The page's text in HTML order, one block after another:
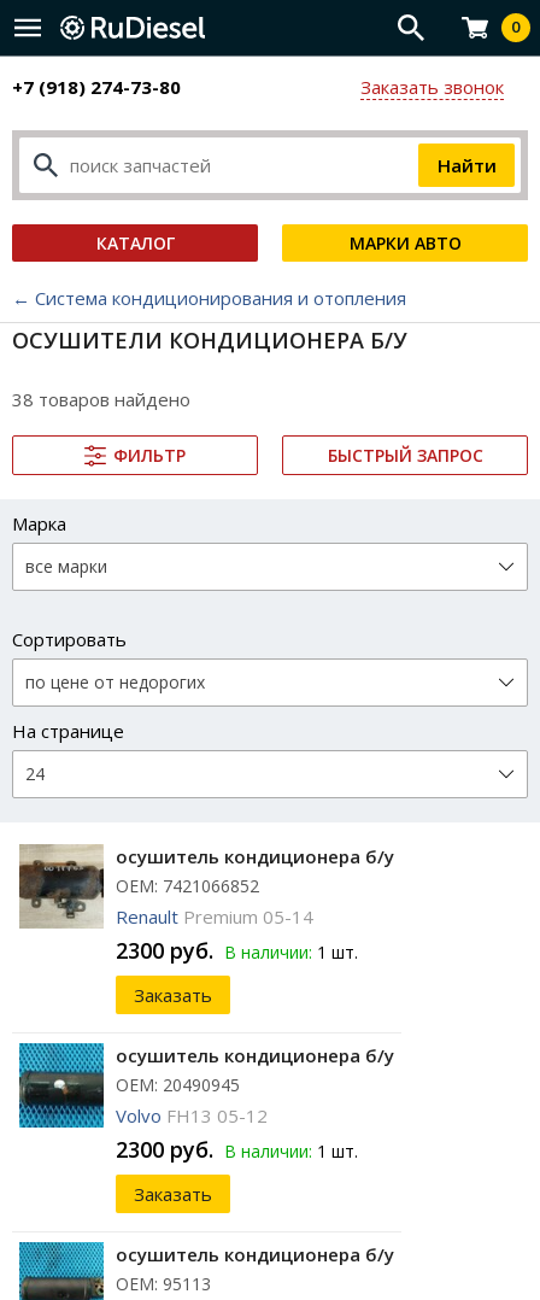
0
+7 (918) 274-73-80 Заказать звонок
КАТАЛОГ МАРКИ АВТО
← Система кондиционирования и отопления
ОСУШИТЕЛИ КОНДИЦИОНЕРА Б/У
38 товаров найдено
ФИЛЬТР БЫСТРЫЙ ЗАПРОС
Марка
Сортировать
На странице
осушитель кондиционера б/у
ОЕМ: 7421066852
Renault Premium 05-14
2300 руб. В наличии: 1 шт.
Заказать
осушитель кондиционера б/у
ОЕМ: 20490945
Volvo FH13 05-12
2300 руб. В наличии: 1 шт.
Заказать
осушитель кондиционера б/у
ОЕМ: 95113